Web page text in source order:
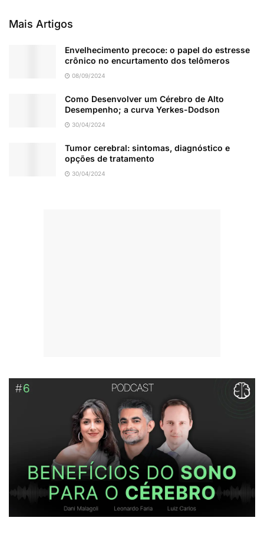
Mais Artigos
Envelhecimento precoce: o papel do estresse
crônico no encurtamento dos telômeros
08/09/2024
Como Desenvolver um Cérebro de Alto
Desempenho; a curva Yerkes-Dodson
30/04/2024
Tumor cerebral: sintomas, diagnóstico e
opções de tratamento
30/04/2024